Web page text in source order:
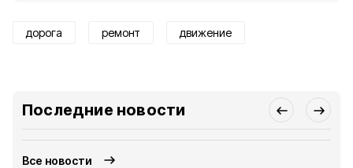
дорога ремонт движение
Последние новости
Все новости